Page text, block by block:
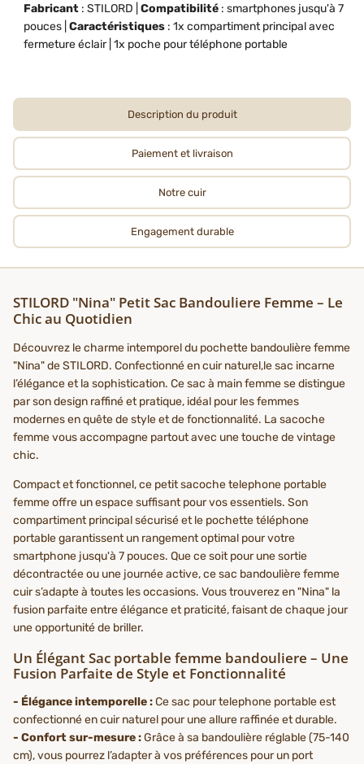
Fabricant : STILORD | Compatibilité : smartphones jusqu'à 7
pouces | Caractéristiques : 1x compartiment principal avec
fermeture éclair | 1x poche pour téléphone portable
Description du produit
Paiement et livraison
Notre cuir
Engagement durable
STILORD "Nina" Petit Sac Bandouliere Femme – Le
Chic au Quotidien
Découvrez le charme intemporel du pochette bandoulière femme
"Nina" de STILORD. Confectionné en cuir naturel,le sac incarne
l’élégance et la sophistication. Ce sac à main femme se distingue
par son design raffiné et pratique, idéal pour les femmes
modernes en quête de style et de fonctionnalité. La sacoche
femme vous accompagne partout avec une touche de vintage
chic.
Compact et fonctionnel, ce petit sacoche telephone portable
femme offre un espace suffisant pour vos essentiels. Son
compartiment principal sécurisé et le pochette téléphone
portable garantissent un rangement optimal pour votre
smartphone jusqu'à 7 pouces. Que ce soit pour une sortie
décontractée ou une journée active, ce sac bandoulière femme
cuir s’adapte à toutes les occasions. Vous trouverez en "Nina" la
fusion parfaite entre élégance et praticité, faisant de chaque jour
une opportunité de briller.
Un Élégant Sac portable femme bandouliere – Une
Fusion Parfaite de Style et Fonctionnalité
- Élégance intemporelle :Ce sac pour telephone portable est
confectionné en cuir naturel pour une allure raffinée et durable.
- Confort sur-mesure :Grâce à sa bandoulière réglable (75-140
cm), vous pourrez l’adapter à vos préférences pour un port